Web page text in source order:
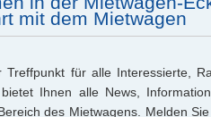
mit dem Mietwagen
Treffpunkt für alle Interessierte,
Ihnen alle News,
des Mietwagens. Melden